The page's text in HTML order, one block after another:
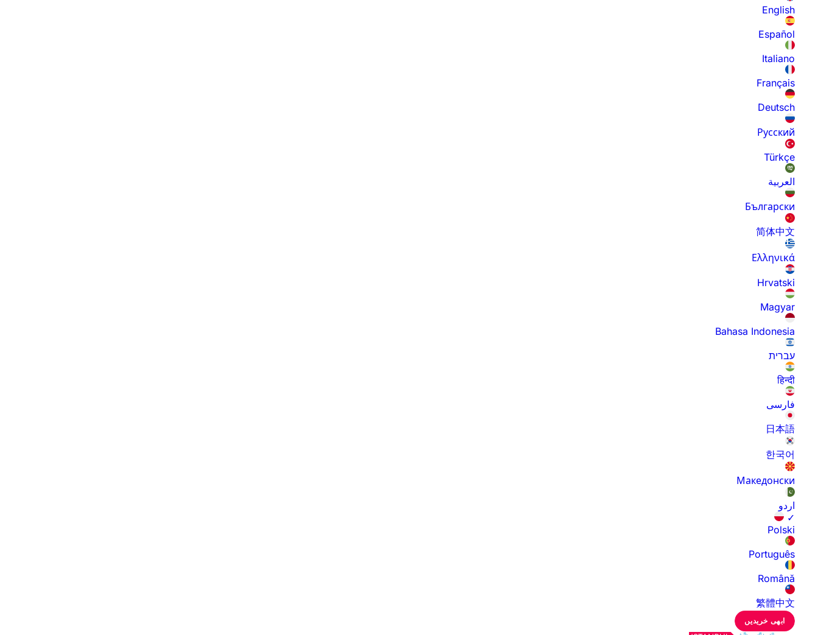
English
Español
Italiano
Français
Deutsch
Русский
Türkçe
العربية
Български
简体中文
Ελληνικά
Hrvatski
Magyar
Bahasa Indonesia
עברית
हिन्दी
فارسی
日本語
한국어
Македонски
اردو
✓
Polski
Português
Română
繁體中文
ابھی خریدیں